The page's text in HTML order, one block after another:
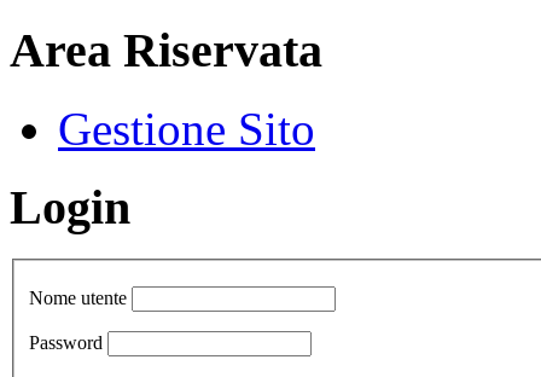
Area Riservata
Gestione Sito
Login
Nome utente
Password